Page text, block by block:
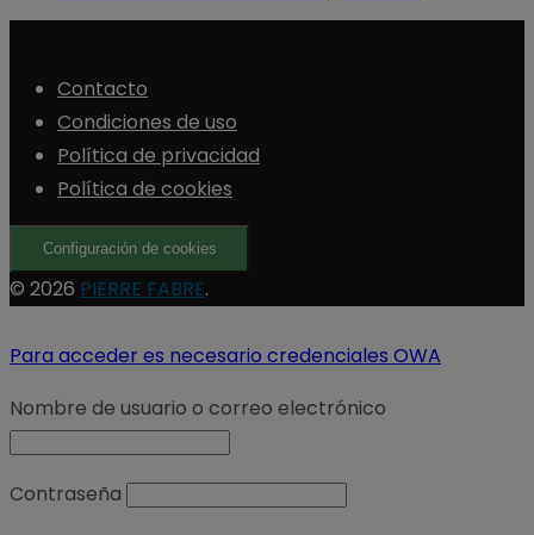
Contacto
Condiciones de uso
Política de privacidad
Política de cookies
Configuración de cookies
© 2026 PIERRE FABRE.
Para acceder es necesario credenciales OWA
Nombre de usuario o correo electrónico
Contraseña